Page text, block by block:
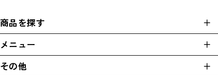
商品を探す
商品一覧
MENS
メニュー
ホーム
その他